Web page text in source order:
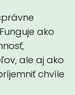
ako
ale aj ako
chvíle